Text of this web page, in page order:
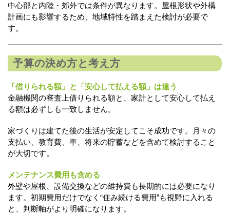
中心部と内陸・郊外では条件が異なります。屋根形状や外構
計画にも影響するため、地域特性を踏まえた検討が必要で
す。
予算の決め方と考え方
「借りられる額」と「安心して払える額」は違う
金融機関の審査上借りられる額と、家計として安心して払え
る額は必ずしも一致しません。
家づくりは建てた後の生活が安定してこそ成功です。月々の
支払い、教育費、車、将来の貯蓄などを含めて検討すること
が大切です。
メンテナンス費用も含める
外壁や屋根、設備交換などの維持費も長期的には必要になり
ます。初期費用だけでなく“住み続ける費用”も視野に入れる
と、判断軸がより明確になります。